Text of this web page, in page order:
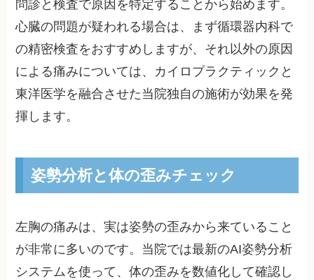
問診と検査で原因を特定することから始めます。
心臓の問題が疑われる場合は、まず循環器内科で
の精密検査をおすすめしますが、それ以外の原因
による痛みについては、カイロプラクティックと
東洋医学を融合させた当院独自の施術が効果を発
揮します。
姿勢分析と体の歪みチェック
左胸の痛みは、実は姿勢の歪みから来ていること
が非常に多いのです。当院では最新のAI姿勢分析
システムを使って、体の歪みを数値化して確認し